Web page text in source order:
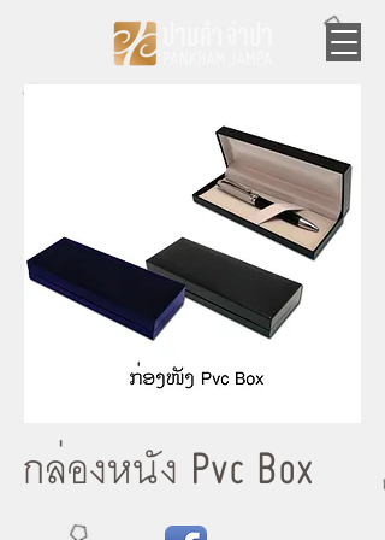
กล่องหนัง Pvc Box